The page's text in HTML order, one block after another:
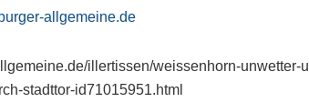
allgemeine.de
illertissen/weissenhorn-unwetter-
stadttor-id71015951.html